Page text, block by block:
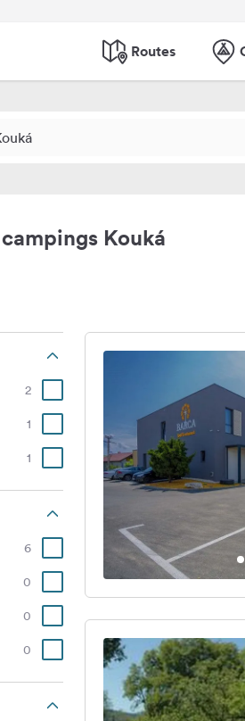
Routes
Kouká
2
1
1
6
0
0
0